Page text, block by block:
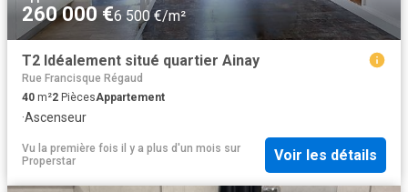
260 000 €6 500 €/m²
T2 Idéalement situé quartier Ainay
Rue Francisque Régaud
40 m²2 PiècesAppartement
·Ascenseur
Vu la première fois il y a plus d'un mois sur
Properstar
Voir les détails